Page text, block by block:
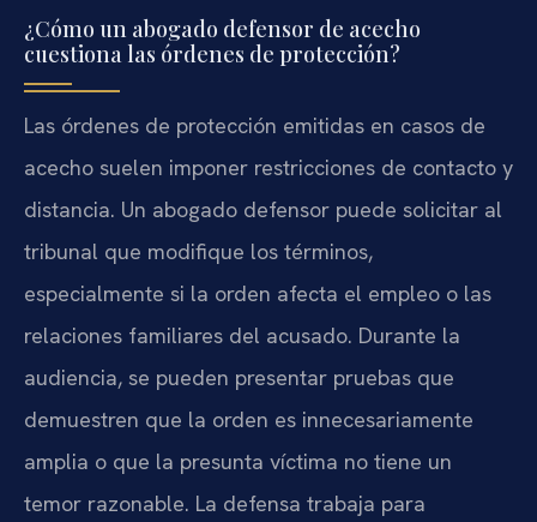
¿Cómo un abogado defensor de acecho
cuestiona las órdenes de protección?
Las órdenes de protección emitidas en casos de
acecho suelen imponer restricciones de contacto y
distancia. Un abogado defensor puede solicitar al
tribunal que modifique los términos,
especialmente si la orden afecta el empleo o las
relaciones familiares del acusado. Durante la
audiencia, se pueden presentar pruebas que
demuestren que la orden es innecesariamente
amplia o que la presunta víctima no tiene un
temor razonable. La defensa trabaja para